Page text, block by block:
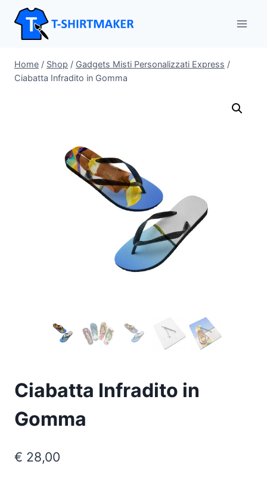
Salta
contenuto
Home / Shop / Gadgets Misti Personalizzati Express /
Ciabatta Infradito in Gomma
Ciabatta Infradito in
Gomma
€ 28,00